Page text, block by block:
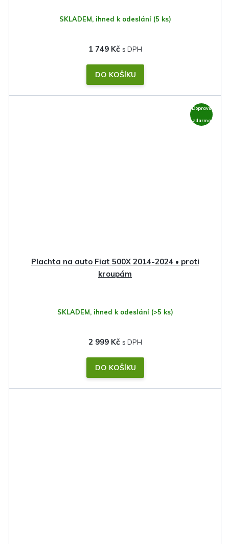
SKLADEM, ihned k odeslání (5 ks)
1 749 Kč
DO KOŠÍKU
Doprava
zdarma
Plachta na auto Fiat 500X 2014-2024 • proti
kroupám
SKLADEM, ihned k odeslání (>5 ks)
2 999 Kč
DO KOŠÍKU